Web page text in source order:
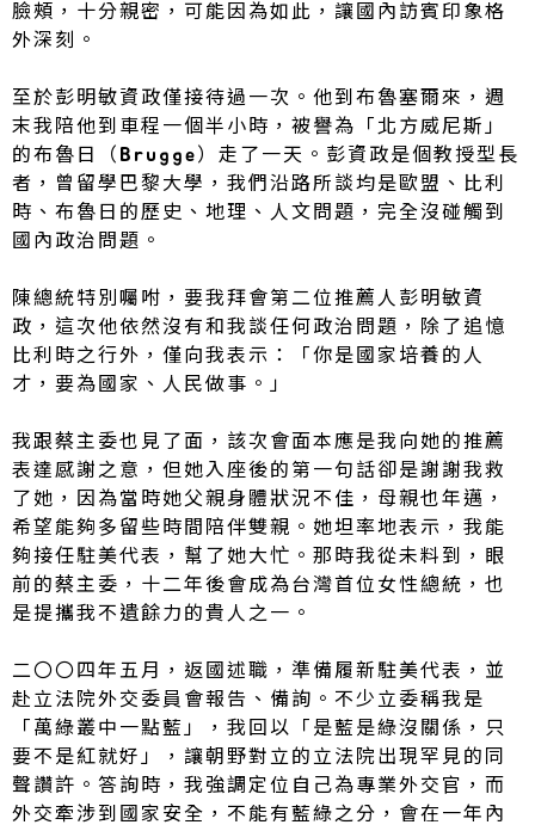
臉頰，十分親密，可能因為如此，讓國內訪賓印象格
外深刻。
至於彭明敏資政僅接待過一次。他到布魯塞爾來，週
末我陪他到車程一個半小時，被譽為「北方威尼斯」
的布魯日（Brugge）走了一天。彭資政是個教授型長
者，曾留學巴黎大學，我們沿路所談均是歐盟、比利
時、布魯日的歷史、地理、人文問題，完全沒碰觸到
國內政治問題。
陳總統特別囑咐，要我拜會第二位推薦人彭明敏資
政，這次他依然沒有和我談任何政治問題，除了追憶
比利時之行外，僅向我表示：「你是國家培養的人
才，要為國家、人民做事。」
我跟蔡主委也見了面，該次會面本應是我向她的推薦
表達感謝之意，但她入座後的第一句話卻是謝謝我救
了她，因為當時她父親身體狀況不佳，母親也年邁，
希望能夠多留些時間陪伴雙親。她坦率地表示，我能
夠接任駐美代表，幫了她大忙。那時我從未料到，眼
前的蔡主委，十二年後會成為台灣首位女性總統，也
是提攜我不遺餘力的貴人之一。
二〇〇四年五月，返國述職，準備履新駐美代表，並
赴立法院外交委員會報告、備詢。不少立委稱我是
「萬綠叢中一點藍」，我回以「是藍是綠沒關係，只
要不是紅就好」，讓朝野對立的立法院出現罕見的同
聲讚許。答詢時，我強調定位自己為專業外交官，而
外交牽涉到國家安全，不能有藍綠之分，會在一年內